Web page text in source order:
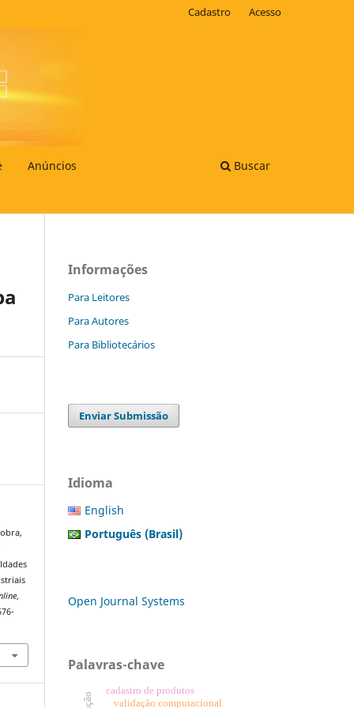
Anúncios Buscar
Cadastro Acesso
,
Informações
Para Leitores
Para Autores
Para Bibliotecários
Enviar Submissão
Idioma
English
Português (Brasil)
Open Journal Systems
Palavras-chave
validação computacional
cadastro de produtos